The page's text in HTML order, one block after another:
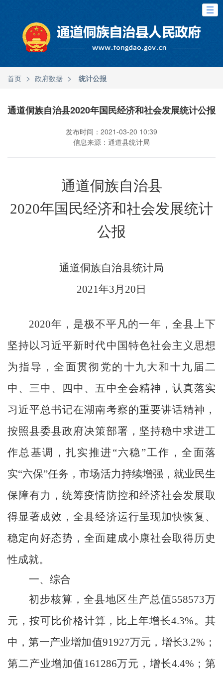
首页 > 政府数据 > 统计公报
通道侗族自治县2020年国民经济和社会发展统计公报
发布时间：2021-03-20 10:39
信息来源：通道县统计局
通道侗族自治县
2020年国民经济和社会发展统计
公报
通道侗族自治县统计局
2021年3 月 20 日
2020年，是极不平凡的一年，全县上下
坚持以习近平新时代中国特色社会主义思想
为指导，全面贯彻党的十九大和十九届二
中、三中、四中、五中全会精神，认真落实
习近平总书记在湖南考察的重要讲话精神，
按照县委县政府决策部署，坚持稳中求进工
作总基调，扎实推进 “六稳 ”工作，全面落
实“六保”任务，市场活力持续增强，就业民生
保障有力，统筹疫情防控和经济社会发展取
得显著成效，全县经济运行呈现加快恢复、
稳定向好态势，全面建成小康社会取得历史
性成就。
一、综合
初步核算，全县地区生产总值558573万
元，按可比价格计算，比上年增长4.3%。其
中，第一产业增加值91927万元，增长3.2% ；
第二产业增加值161286万元，增长4.4% ；第